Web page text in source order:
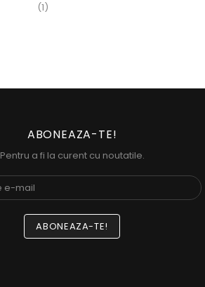
(1)
ABONEAZA-TE!
Pentru a fi la curent cu noutatile.